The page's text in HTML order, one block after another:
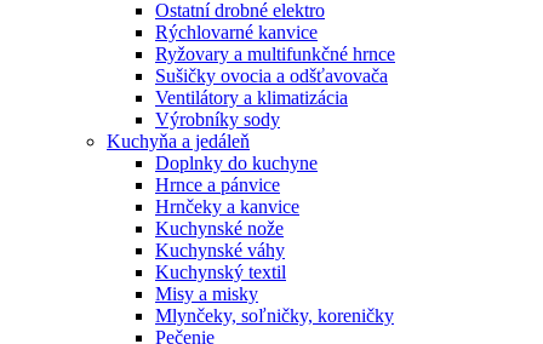
Ostatní drobné elektro
Rýchlovarné kanvice
Ryžovary a multifunkčné hrnce
Sušičky ovocia a odšťavovača
Ventilátory a klimatizácia
Výrobníky sody
Kuchyňa a jedáleň
Doplnky do kuchyne
Hrnce a pánvice
Hrnčeky a kanvice
Kuchynské nože
Kuchynské váhy
Kuchynský textil
Misy a misky
Mlynčeky, soľničky, koreničky
Pečenie